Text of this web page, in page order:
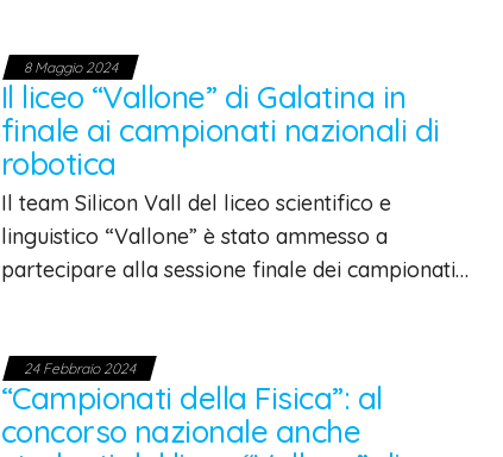
8 Maggio 2024
Il liceo “Vallone” di Galatina in
finale ai campionati nazionali di
robotica
Il team Silicon Vall del liceo scientifico e
linguistico “Vallone” è stato ammesso a
partecipare alla sessione finale dei campionati…
24 Febbraio 2024
“Campionati della Fisica”: al
concorso nazionale anche